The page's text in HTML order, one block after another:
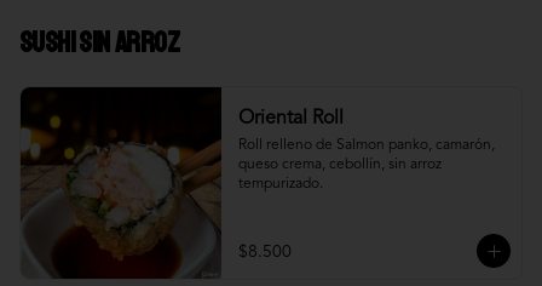
Sushi Sin Arroz
Oriental Roll
Roll relleno de Salmon panko, camarón,
queso crema, cebollín, sin arroz
tempurizado.
$8.500